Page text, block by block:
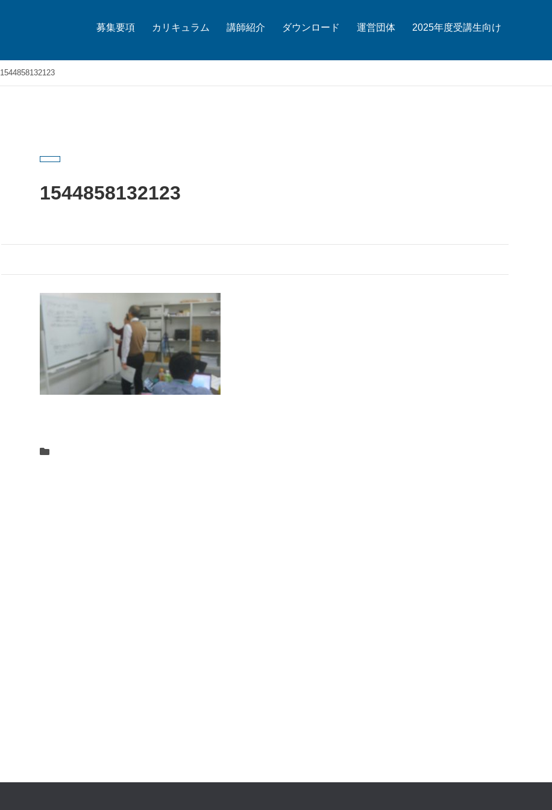
募集要項 カリキュラム 講師紹介 ダウンロード 運営団体 2025年度受講生向け
1544858132123
1544858132123